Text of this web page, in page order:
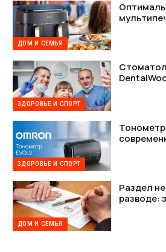
ДОМ И СЕМЬЯ
ЗДОРОВЬЕ И СПОРТ
ЗДОРОВЬЕ И СПОРТ
ДОМ И СЕМЬЯ
Раздел
разводе: